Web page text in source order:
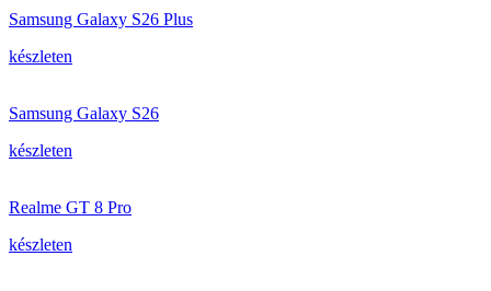
Samsung Galaxy S26 Plus
készleten
Samsung Galaxy S26
készleten
Realme GT 8 Pro
készleten